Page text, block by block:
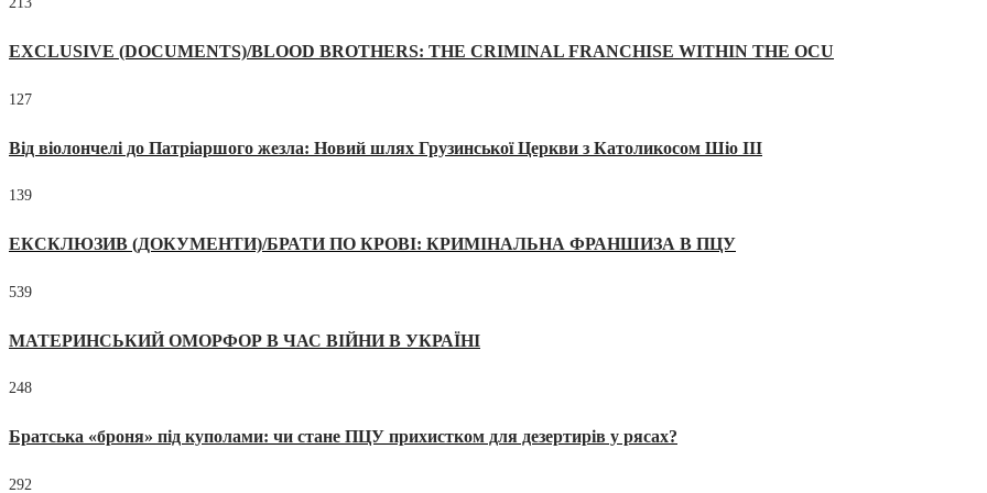
EXCLUSIVE (DOCUMENTS)/BLOOD BROTHERS: THE CRIMINAL FRANCHISE WITHIN THE OCU
127
Від віолончелі до Патріаршого жезла: Новий шлях Грузинської Церкви з Католикосом Шіо III
139
ЕКСКЛЮЗИВ (ДОКУМЕНТИ)/БРАТИ ПО КРОВІ: КРИМІНАЛЬНА ФРАНШИЗА В ПЦУ
539
МАТЕРИНСЬКИЙ ОМОРФОР В ЧАС ВІЙНИ В УКРАЇНІ
248
Братська «броня» під куполами: чи стане ПЦУ прихистком для дезертирів у рясах?
292